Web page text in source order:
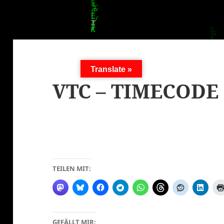
VTC – TIMECODE
TEILEN MIT:
GEFÄLLT MIR:
Translate »